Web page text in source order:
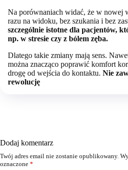
Na porównaniach widać, że w nowej
razu na widoku, bez szukania i bez
szczególnie istotne dla pacjentów,
np. w stresie czy z bólem zęba.
Dlatego takie zmiany mają sens.
można znacząco poprawić komfort
drogę od wejścia do kontaktu. Nie
rewolucję
Dodaj komentarz
Twój adres email nie zostanie opublikowany.
oznaczone *